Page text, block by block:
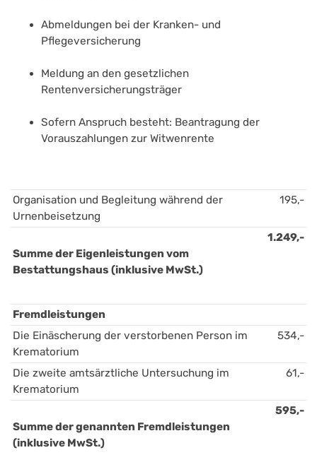
Abmeldungen bei der Kranken- und
Pflegeversicherung
Meldung an den gesetzlichen
Rentenversicherungsträger
Sofern Anspruch besteht: Beantragung der
Vorauszahlungen zur Witwenrente
Organisation und Begleitung während der
Urnenbeisetzung
195,-
Summe der Eigenleistungen vom
Bestattungshaus (inklusive MwSt.)
1.249,-
Fremdleistungen
Die Einäscherung der verstorbenen Person im
Krematorium
534,-
Die zweite amtsärztliche Untersuchung im
Krematorium
61,-
Summe der genannten Fremdleistungen
(inklusive MwSt.)
595,-